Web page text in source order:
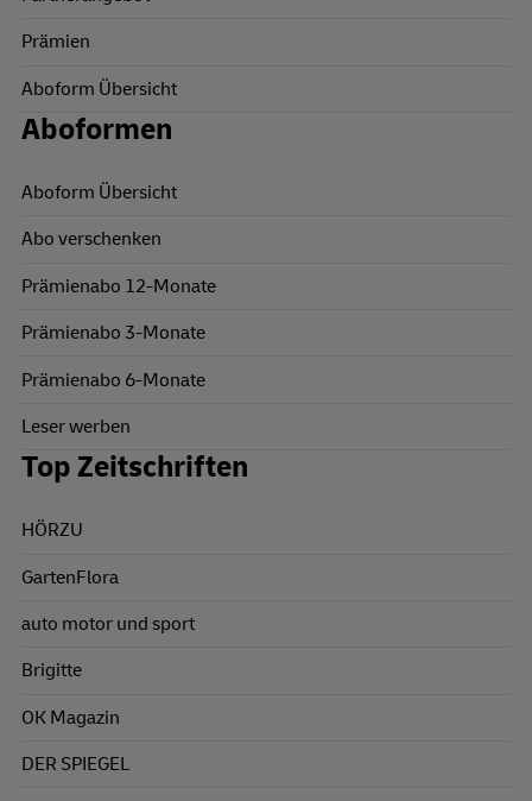
Prämien
Aboform Übersicht
Aboformen
Aboform Übersicht
Abo verschenken
Prämienabo 12-Monate
Prämienabo 3-Monate
Prämienabo 6-Monate
Leser werben
Top Zeitschriften
HÖRZU
GartenFlora
auto motor und sport
Brigitte
OK Magazin
DER SPIEGEL